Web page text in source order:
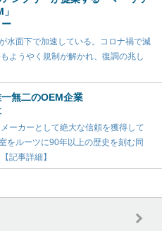
水面下で加速している。コロナ禍で減
ようやく規制が解かれ、復調の兆し
無二のOEM企業
ーカーとして絶大な信頼を獲得して
をルーツに90年以上の歴史を刻む同
記事詳細】